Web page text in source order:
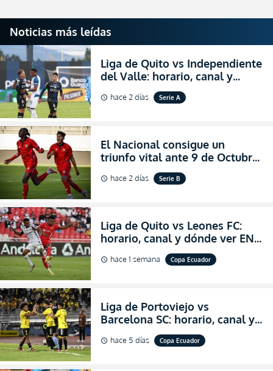
Noticias más leídas
Liga de Quito vs Independiente
del Valle: horario, canal y
dónde ver EN VIVO el
partidazo por la fecha 24 de la
schedule hace 2 días Serie A
El Nacional consigue un
triunfo vital ante 9 de Octubre
para encender la fe en la
salvación
schedule hace 2 días Serie B
Liga de Quito vs Leones FC:
horario, canal y dónde ver EN
VIVO los octavos de final de la
Copa Ecuador 2026
schedule hace 1 semana Copa Ecuador
Liga de Portoviejo vs
Barcelona SC: horario, canal y
dónde ver EN VIVO los octavos
de final de la Copa Ecuador
schedule hace 5 días Copa Ecuador